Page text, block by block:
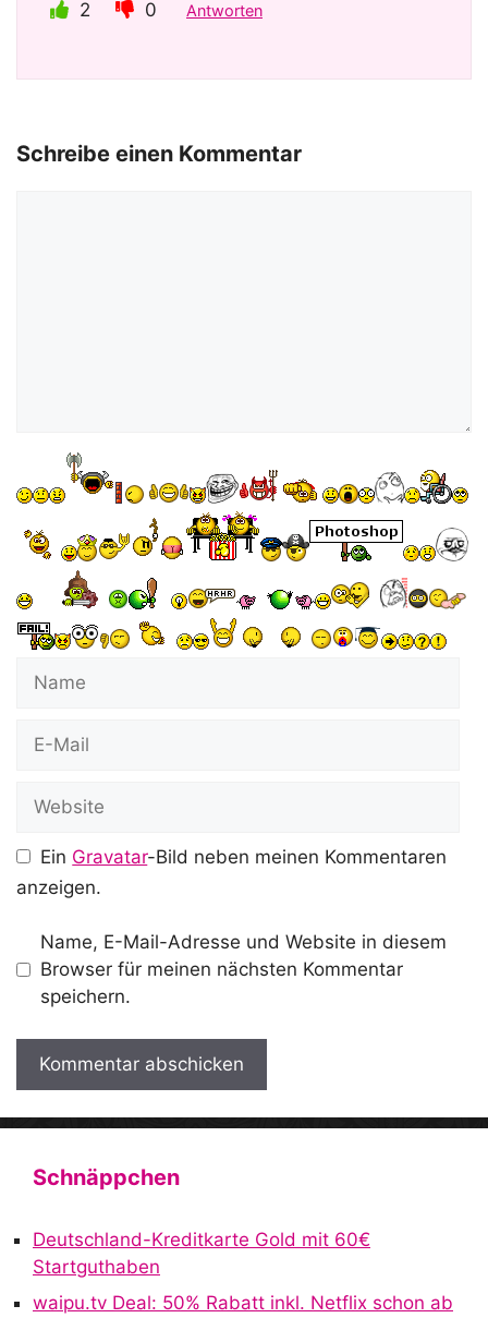
2 0 Antworten
Schreibe einen Kommentar
Mail
Ein Gravatar-Bild neben meinen Kommentaren
anzeigen.
Name, E-Mail-Adresse und Website in diesem
Browser für meinen nächsten Kommentar
speichern.
A
n
t
Schnäppchen
Deutschland-Kreditkarte Gold mit 60€
Startguthaben
waipu.tv Deal: 50% Rabatt inkl. Netflix schon ab